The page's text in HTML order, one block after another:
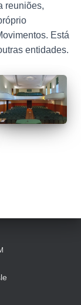
reuniões,
Está
entidades.